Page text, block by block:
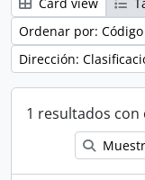
Ordenar por:
Dirección:
1 resultados